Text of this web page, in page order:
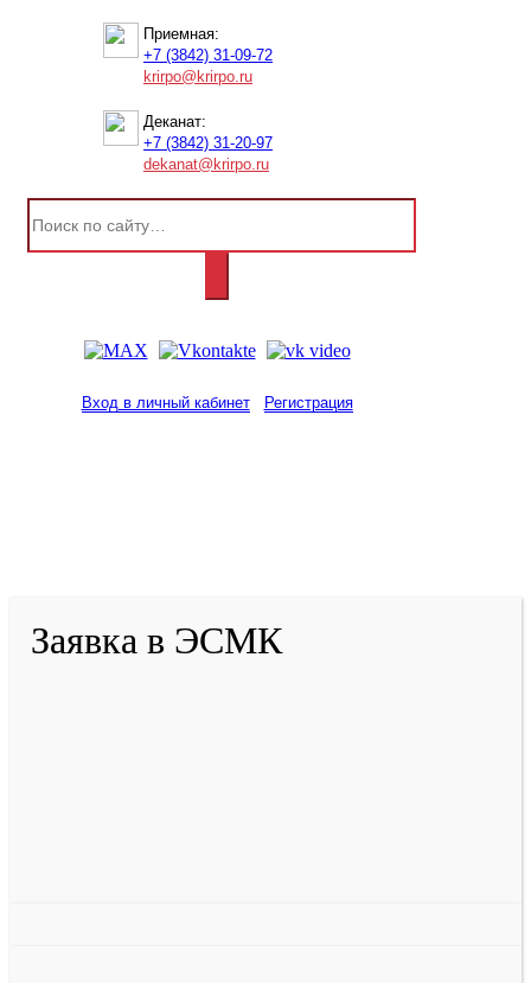
Приемная:
+7 (3842) 31-09-72
krirpo@krirpo.ru
Деканат:
+7 (3842) 31-20-97
dekanat@krirpo.ru
Вход в личный кабинет Регистрация
Заявка в ЭСМК